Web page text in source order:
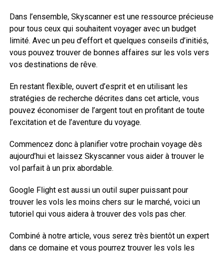
Dans l’ensemble, Skyscanner est une ressource précieuse
pour tous ceux qui souhaitent voyager avec un budget
limité. Avec un peu d’effort et quelques conseils d’initiés,
vous pouvez trouver de bonnes affaires sur les vols vers
vos destinations de rêve.
En restant flexible, ouvert d’esprit et en utilisant les
stratégies de recherche décrites dans cet article, vous
pouvez économiser de l’argent tout en profitant de toute
l’excitation et de l’aventure du voyage.
Commencez donc à planifier votre prochain voyage dès
aujourd’hui et laissez Skyscanner vous aider à trouver le
vol parfait à un prix abordable.
Google Flight est aussi un outil super puissant pour
trouver les vols les moins chers sur le marché, voici un
tutoriel qui vous aidera à trouver des vols pas cher.
Combiné à notre article, vous serez très bientôt un expert
dans ce domaine et vous pourrez trouver les vols les